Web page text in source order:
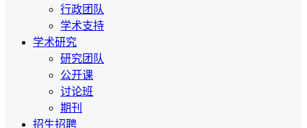
行政团队
学术支持
学术研究
研究团队
公开课
讨论班
期刊
招生招聘